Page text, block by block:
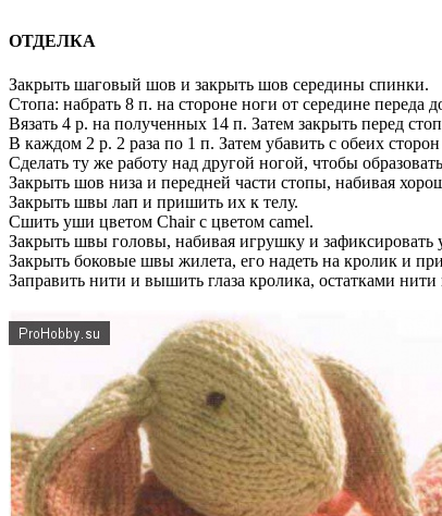
ОТДЕЛКА
Закрыть шаговый шов и закрыть шов середины спинки.
Стопа: набрать 8 п. на стороне ноги от середине
Вязать 4 р. на полученных 14 п. Затем закрыть перед
В каждом 2 р. 2 раза по 1 п. Затем убавить с обеих
Сделать ту же работу над другой ногой, чтобы
Закрыть шов низа и передней части стопы, набивая
Закрыть швы лап и пришить их к телу.
Сшить уши цветом Chair с цветом camel.
Закрыть швы головы, набивая игрушку и зафиксировать
Закрыть боковые швы жилета, его надеть на кролик и
Заправить нити и вышить глаза кролика, остатками нити